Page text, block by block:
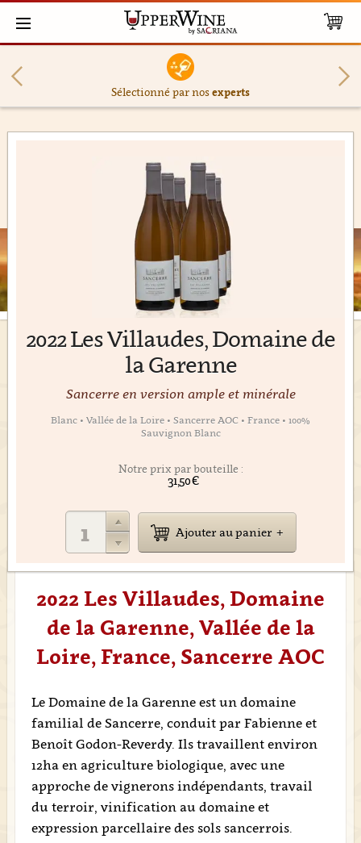
Sélectionné par nosexperts
2022 Les Villaudes, Domaine de
la Garenne
Sancerre en version ample et minérale
Blanc • Vallée de la Loire • Sancerre AOC • France • 100%
Sauvignon Blanc
Notre prix par bouteille :
31,50 €
Ajouter au panier
2022 Les Villaudes, Domaine
de la Garenne, Vallée de la
Loire, France, Sancerre AOC
Le Domaine de la Garenne est un domaine
familial de Sancerre, conduit par Fabienne et
Benoît Godon-Reverdy. Ils travaillent environ
12ha en agriculture biologique, avec une
approche de vignerons indépendants, travail
du terroir, vinification au domaine et
expression parcellaire des sols sancerrois.